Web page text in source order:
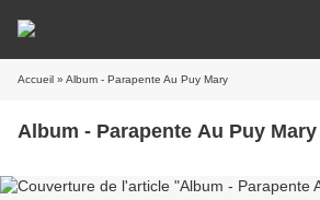
Accueil » Album - Parapente Au Puy Mary
Album - Parapente Au Puy Mary